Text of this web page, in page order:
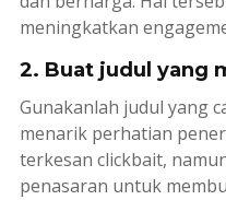
meningkatkan
2. Buat judul yang
Gunakanlah judul yang
menarik perhatian
terkesan clickbait,
penasaran untuk